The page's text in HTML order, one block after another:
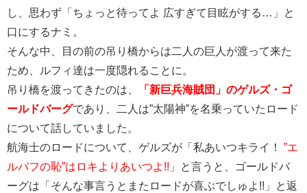
し、思わず「ちょっと待ってよ 広すぎて目眩がする…」と
口にするナミ。
そんな中、目の前の吊り橋からは二人の巨人が渡って来た
ため、ルフィ達は一度隠れることに。
吊り橋を渡ってきたのは、
「新巨兵海賊団」のゲルズ・ゴ
ールドバーグであり、二人は”太陽神”を名乗っていたロード
について話していました。
航海士のロードについて、ゲルズが「私あいつキライ！ ”エ
ルバフの恥”はロキよりあいつよ!! 」と言うと、ゴールドバ
ーグは「そんな事言うとまたロードが喜ぶでしゅよ!!」と返